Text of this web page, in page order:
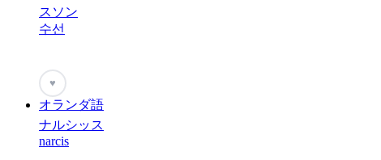
スソン
수선
♥
オランダ語
ナルシッス
narcis